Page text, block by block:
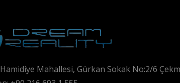
Mahallesi, Gürkan Sokak No:2/6